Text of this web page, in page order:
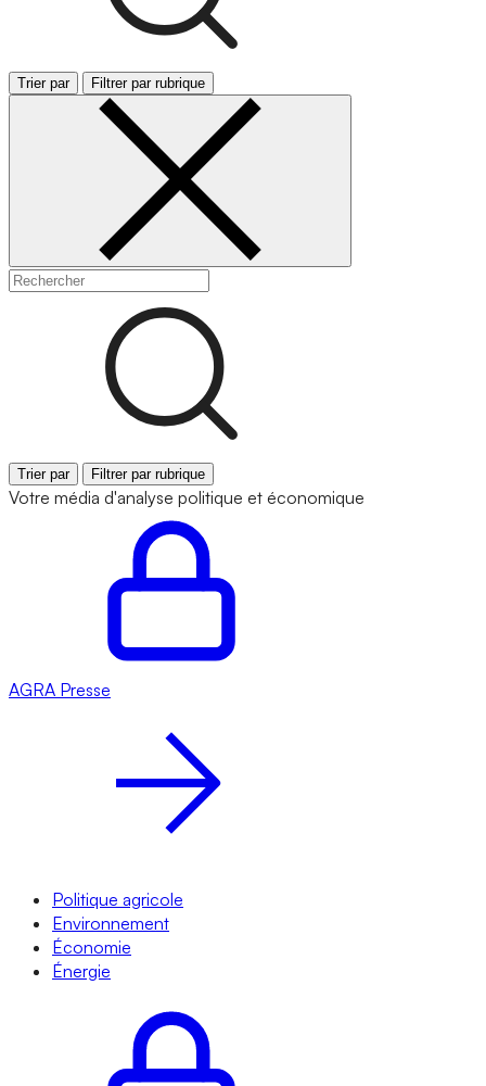
Trier par Filtrer par rubrique
Trier par Filtrer par rubrique
Votre média d'analyse politique et économique
AGRA Presse
Politique agricole
Environnement
Économie
Énergie